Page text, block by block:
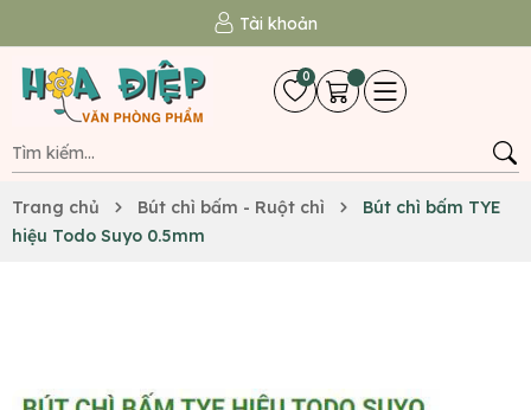
Tài khoản
0
Trang chủ Bút chì bấm - Ruột chì
Bút chì bấm TYE
hiệu Todo Suyo 0.5mm